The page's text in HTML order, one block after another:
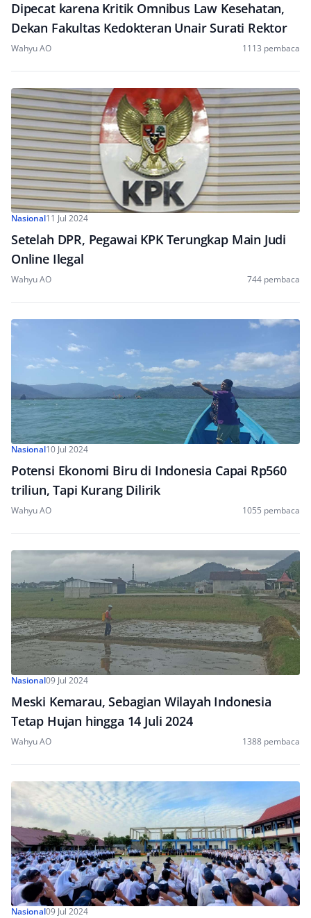
Dipecat karena Kritik Omnibus Law Kesehatan,
Dekan Fakultas Kedokteran Unair Surati Rektor
Wahyu AO 1113 pembaca
Nasional11 Jul 2024
Setelah DPR, Pegawai KPK Terungkap Main Judi
Online Ilegal
Wahyu AO 744 pembaca
Nasional10 Jul 2024
Potensi Ekonomi Biru di Indonesia Capai Rp560
triliun, Tapi Kurang Dilirik
Wahyu AO 1055 pembaca
Nasional09 Jul 2024
Meski Kemarau, Sebagian Wilayah Indonesia
Tetap Hujan hingga 14 Juli 2024
Wahyu AO 1388 pembaca
Nasional09 Jul 2024